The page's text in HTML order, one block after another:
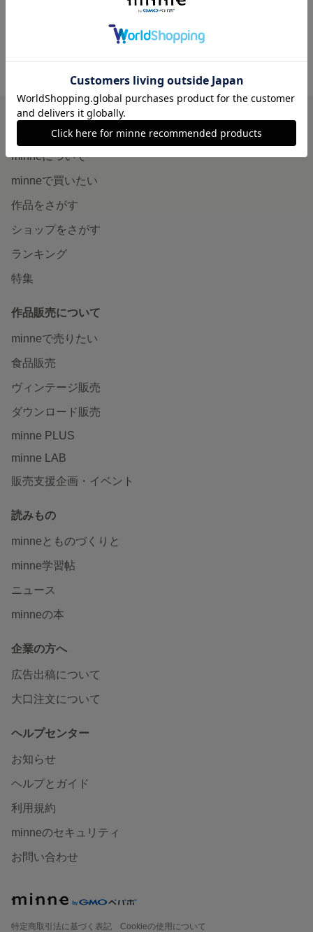
hana-chan11 の作品一覧
minneを知る
minneについて
minneで買いたい
作品をさがす
ショップをさがす
ランキング
特集
作品販売について
minneで売りたい
食品販売
ヴィンテージ販売
ダウンロード販売
minne PLUS
minne LAB
販売支援企画・イベント
読みもの
minneとものづくりと
minne学習帖
ニュース
minneの本
企業の方へ
広告出稿について
大口注文について
ヘルプセンター
お知らせ
ヘルプとガイド
利用規約
minneのセキュリティ
お問い合わせ
特定商取引法に基づく表記
Cookieの使用について